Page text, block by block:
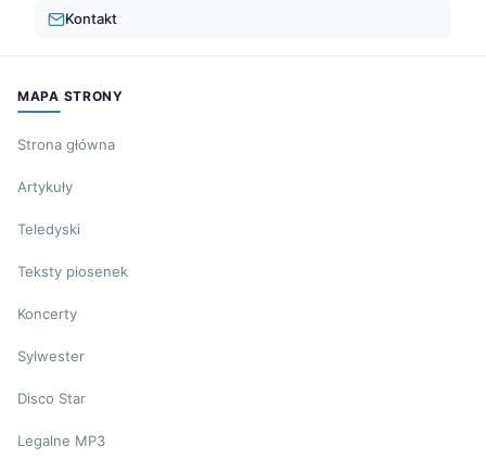
Kontakt
MAPA STRONY
Strona główna
Artykuły
Teledyski
Teksty piosenek
Koncerty
Sylwester
Disco Star
Legalne MP3